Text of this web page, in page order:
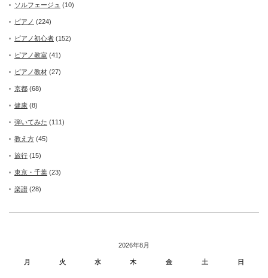
ソルフェージュ (10)
ピアノ (224)
ピアノ初心者 (152)
ピアノ教室 (41)
ピアノ教材 (27)
京都 (68)
健康 (8)
弾いてみた (111)
教え方 (45)
旅行 (15)
東京・千葉 (23)
楽譜 (28)
2026年8月
月 火 水 木 金 土 日